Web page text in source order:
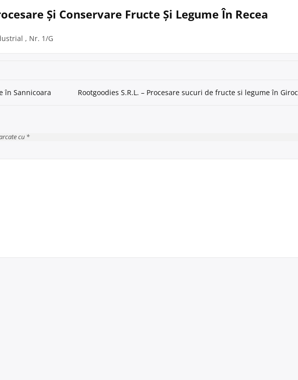
Și Conservare Fructe Și Legume În Recea
, Nr. 1/G
în Sannicoara Rootgoodies S.R.L. – Procesare sucuri de fructe si legume în Giroc
cu *